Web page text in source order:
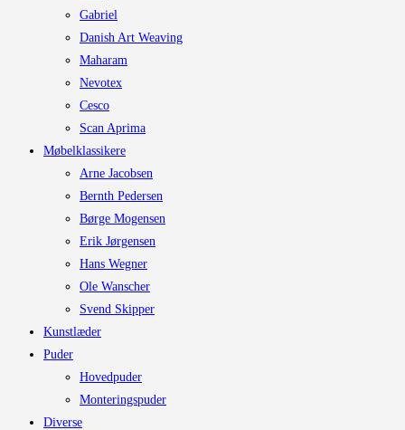
Gabriel
Danish Art Weaving
Maharam
Nevotex
Cesco
Scan Aprima
Møbelklassikere
Arne Jacobsen
Bernth Pedersen
Børge Mogensen
Erik Jørgensen
Hans Wegner
Ole Wanscher
Svend Skipper
Kunstlæder
Puder
Hovedpuder
Monteringspuder
Diverse